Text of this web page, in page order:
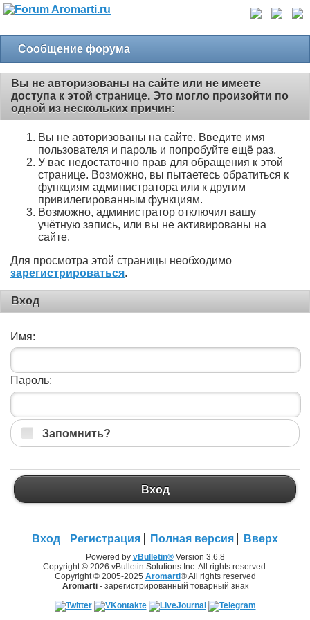
Сообщение форума
Вы не авторизованы на сайте или не имеете
доступа к этой странице. Это могло произойти по
одной из нескольких причин:
Вы не авторизованы на сайте. Введите имя
пользователя и пароль и попробуйте ещё раз.
У вас недостаточно прав для обращения к этой
странице. Возможно, вы пытаетесь обратиться к
функциям администратора или к другим
привилегированным функциям.
Возможно, администратор отключил вашу
учётную запись, или вы не активированы на
сайте.
Для просмотра этой страницы необходимо
зарегистрироваться.
Вход
Имя:
Пароль:
Запомнить?
Вход
Вход Регистрация Полная версия Вверх
Powered by vBulletin®Version 3.6.8
Copyright © 2026 vBulletin Solutions Inc. All rights reserved.
Copyright © 2005-2025 Aromarti® All rights reserved
Aromarti- зарегистрированный товарный знак